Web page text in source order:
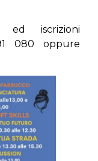
ed iscrizioni
080 oppure